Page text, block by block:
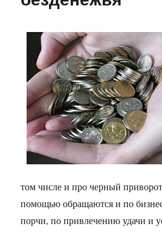
том числе и про черный
помощью обращаются и по
порчи, по привлечению удачи и